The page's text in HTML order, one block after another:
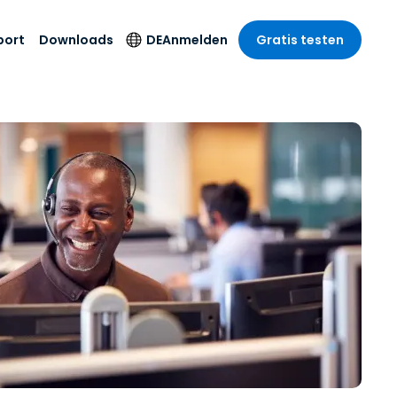
der
und
On-
Sicherheitsprodukte
Antivirus
Endpunkterkennung
und -reaktion
Foxpass Wi-Fi Zugriff
und Kontrolle
Sicherer Zero-Trust-
Arbeitsbereich
Shield (Anti-Betrug)
Alle Produkte
Unterhaltung
und
Sektor
und Design
Buchhaltung
Unterhaltung
anzeigen
Unternehmen
Support
Downloads DE
Sprache
English
Deutsch
Español
Français
Italiano
Nederlands
Português
简体中文
繁體中文
Anmelden Gratis testen